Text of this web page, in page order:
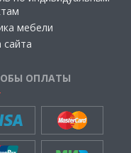
мебели
сайта
ОПЛАТЫ